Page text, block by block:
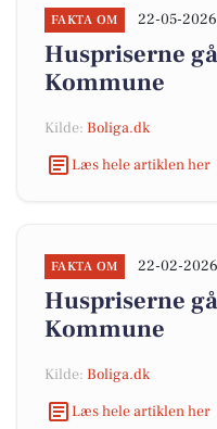
FAKTA OM 22-05-
Huspriserne
Kommune
Kilde: Boliga.dk
Læs hele artiklen her
FAKTA OM 22-02-
Huspriserne
Kommune
Kilde: Boliga.dk
Læs hele artiklen her